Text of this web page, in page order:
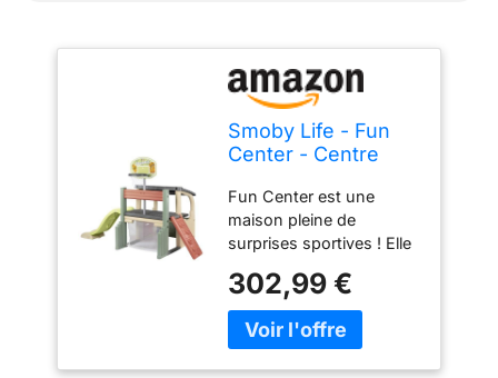
Smoby Life - Fun
Center - Centre
Sports - Toboggan,
Panier de Basket,
Cage de Foot, Mur
Réversible -
Matière Recyclée -
A Partir de 2 Ans -
Fabrication
Française
Fun Center est une
maison pleine de
surprises sportives ! Elle
équipements
nécessaires pour que
vos enfants puissent
302,99 €